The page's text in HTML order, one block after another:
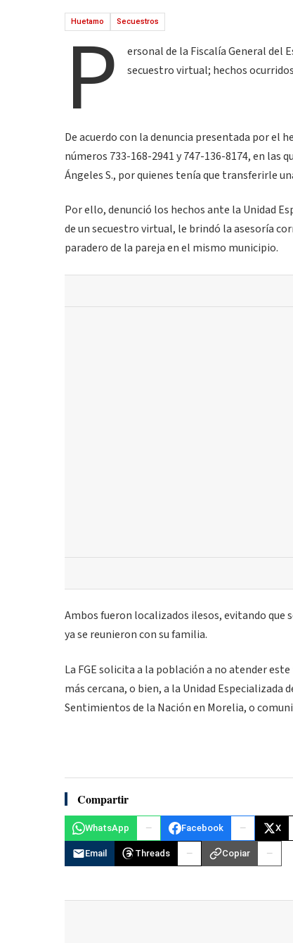
Huetamo Secuestros
P
ersonal de la Fiscalía General del
secuestro virtual; hechos
De acuerdo con la denuncia presentada por el
números 733-168-2941 y 747-136-8174, en las
Ángeles S., por quienes tenía que transferirle
Por ello, denunció los hechos ante la Unidad
de un secuestro virtual, le brindó la asesoría
paradero de la pareja en el mismo municipio.
Ambos fueron localizados ilesos, evitando que
ya se reunieron con su familia.
La FGE solicita a la población a no atender
más cercana, o bien, a la Unidad
Sentimientos de la Nación en Morelia, o
Compartir
WhatsApp Facebook X
Email Threads Copiar